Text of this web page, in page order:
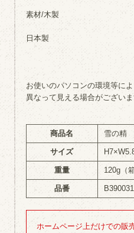
素材/木製
日本製
お使いのパソコンの環境等に
異なって見える場合がござい
商品名 雪の精
サイズ
重量 120g（
品番 B390031
ホームページ上だけでの販